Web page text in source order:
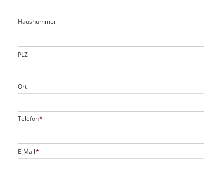
r
d
t
f
e
d
Hausnummer
PLZ
Ort
P
f
i
c
Telefon*
P
f
E-Mail*